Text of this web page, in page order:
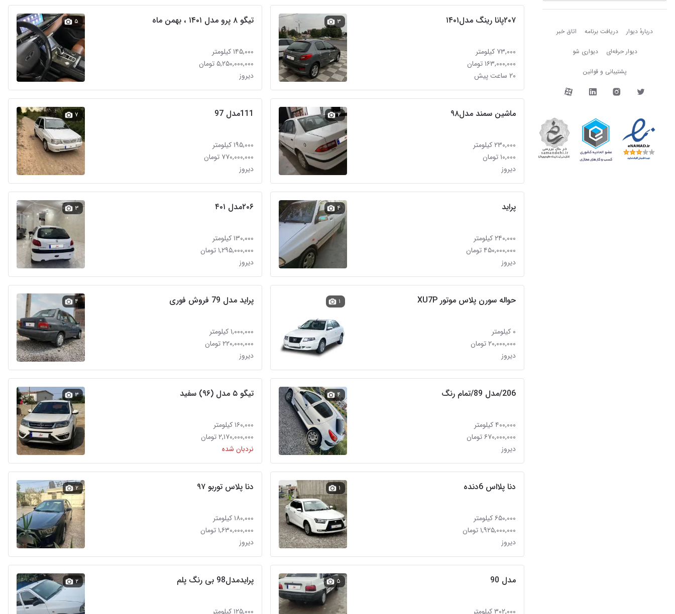
دربارهٔ دیوار دربارهٔ دیوار دریافت برنامه اتاق خبر
دیوار حرفه‌ای دیواری شو
پشتیبانی و قوانین
دیوار در شبکه‌های اجتماعی
۲۰۷پانا رینگ مدل۱۴۰۱
۷۳,۰۰۰ کیلومتر
۱۶۳,۰۰۰,۰۰۰ تومان
۲۰ ساعت پیش
۳ تیگو ۸ پرو مدل ۱۴۰۱ ، بهمن ماه
۱۴۵,۰۰۰ کیلومتر
۵,۲۵۰,۰۰۰,۰۰۰ تومان
دیروز
۵
ماشین سمند مدل۹۸
۲۳۰,۰۰۰ کیلومتر
۱۰,۰۰۰ تومان
دیروز
۲ 111مدل 97
۱۹۵,۰۰۰ کیلومتر
۷۷۰,۰۰۰,۰۰۰ تومان
دیروز
۷
پراید
۲۴۰,۰۰۰ کیلومتر
۴۵۰,۰۰۰,۰۰۰ تومان
دیروز
۴ ۲۰۶مدل ۴۰۱
۱۳۰,۰۰۰ کیلومتر
۱,۲۹۵,۰۰۰,۰۰۰ تومان
دیروز
۳
حواله سورن پلاس موتور XU7P
۰ کیلومتر
۲۰,۰۰۰,۰۰۰ تومان
دیروز
۱ پراید مدل 79 فروش فوری
۱,۰۰۰,۰۰۰ کیلومتر
۲۲۰,۰۰۰,۰۰۰ تومان
دیروز
۴
206/مدل 89/تمام رنگ
۴۰۰,۰۰۰ کیلومتر
۶۷۰,۰۰۰,۰۰۰ تومان
دیروز
۴ تیگو ۵ مدل (۹۶) سفید
۱۶۰,۰۰۰ کیلومتر
۲,۱۷۰,۰۰۰,۰۰۰ تومان
نردبان شده
۳
دنا پلااس 6دنده
۶۵۰,۰۰۰ کیلومتر
۱,۹۲۵,۰۰۰,۰۰۰ تومان
دیروز
۱ دنا پلاس توربو ۹۷
۱۸۰,۰۰۰ کیلومتر
۱,۶۳۰,۰۰۰,۰۰۰ تومان
دیروز
۲
مدل 90
۳۰۲,۰۰۰ کیلومتر
۵ پرایدمدل98 بی رنگ پلم
۱۲۵,۰۰۰ کیلومتر
۲